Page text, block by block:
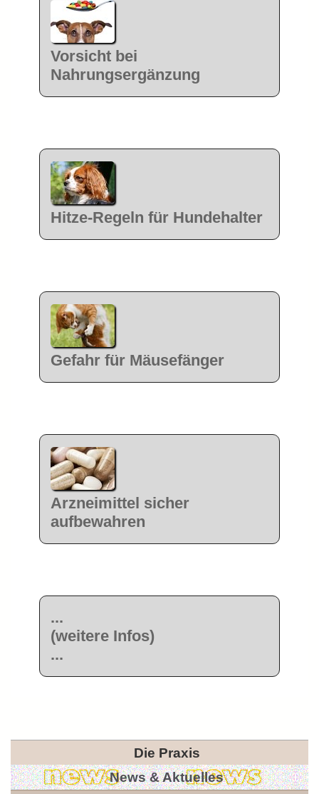
Vorsicht bei
Nahrungsergänzung
Hitze-Regeln für Hundehalter
Gefahr für Mäusefänger
Arzneimittel sicher
aufbewahren
...
(weitere Infos)
...
Die Praxis
News & Aktuelles